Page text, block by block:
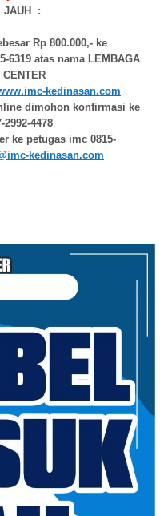
JAUH :
Rp 800.000,- ke
6319 atas nama LEMBAGA
CENTER
kedinasan.com
dimohon konfirmasi ke
4478
ke petugas imc 0815-
kedinasan.com